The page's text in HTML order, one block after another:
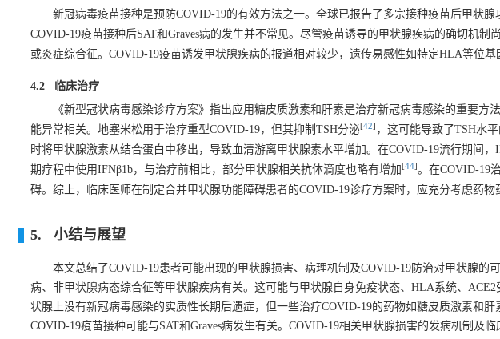
新冠病毒疫苗接种是预防COVID-19的有效方法之一。全球已报告了多宗接种疫苗后甲状腺
COVID-19疫苗接种后SAT和Graves病的发生并不常见。尽管疫苗诱导的甲状腺疾病的确切机制
或炎症综合征。COVID-19疫苗诱发甲状腺疾病的报道相对较少，遗传易感性如特定HLA等位基
4.2 临床治疗
《新型冠状病毒感染诊疗方案》指出应用糖皮质激素和肝素是治疗新冠病毒感染的重要方
能异常相关。地塞米松用于治疗重型COVID-19，但其抑制TSH分泌[42] ，这可能导致了TSH水
时将甲状腺激素从结合蛋白中移出，导致血清游离甲状腺素水平增加。在COVID-19流行期间，
期疗程中使用IFNβ1b，与治疗前相比，部分甲状腺相关抗体滴度也略有增加 [44]。在COVID-19
碍。综上，临床医师在制定合并甲状腺功能障碍患者的COVID-19诊疗方案时，应充分考虑药物
5. 小结与展望
本文总结了COVID-19患者可能出现的甲状腺损害、病理机制及COVID-19防治对甲状腺的
病、非甲状腺病态综合征等甲状腺疾病有关。这可能与甲状腺自身免疫状态、HLA系统、
状腺上没有新冠病毒感染的实质性长期后遗症，但一些治疗COVID-19的药物如糖皮质激素和
COVID-19疫苗接种可能与SAT和Graves病发生有关。COVID-19相关甲状腺损害的发病机制及